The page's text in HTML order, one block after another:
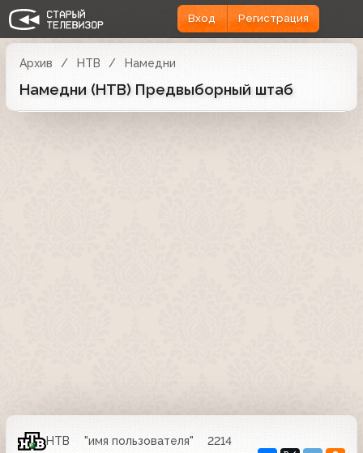
Вход Регистрация
Архив НТВ Намедни
Намедни (НТВ) Предвыборный штаб
НТВ "имя пользователя"
2214